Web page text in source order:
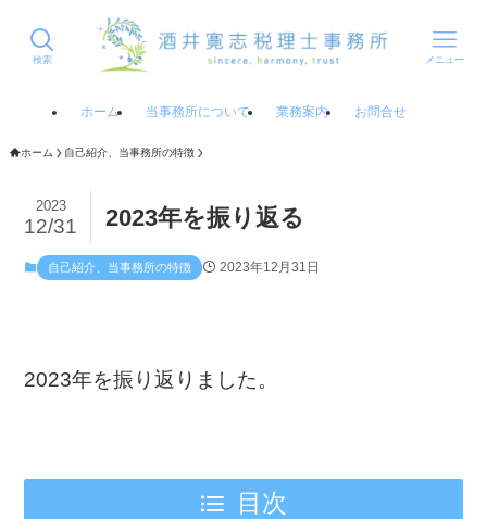
検索 メニュー
ホーム 当事務所について 業務案内 お問合せ
ホーム 自己紹介、当事務所の特徴
2023年を振り返る
2023
12/31
自己紹介、当事務所の特徴 2023年12月31日
2023年を振り返りました。
目次